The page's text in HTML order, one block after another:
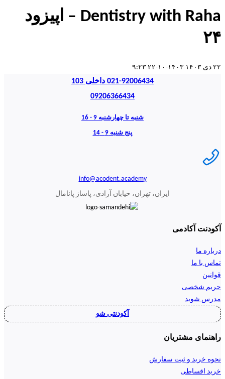
Dentistry with Raha – اپیزود
۲۴
۲۲ دی ۱۴۰۳ ۱۴۰۳-۱۰-۲۲ ۹:۲۳
021-92006434 داخلی 103
09206366434
شنبه تا چهارشنبه 9 - 16
پنج شنبه 9 - 14
info@acodent.academy
ایران، تهران، خیابان آزادی، پاساژ پانامال
آکودنت آکادمی
درباره ما
تماس با ما
قوانین
حریم شخصی
مدرس شوید
آکودنتی شو
راهنمای مشتریان
نحوه خرید و ثبت سفارش
خرید اقساطی